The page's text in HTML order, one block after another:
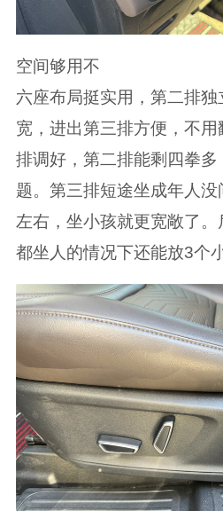
空间够用不
六座布局挺实用，第二排
宽，进出第三排方便，不
排调好，第二排能剩四拳多
题。第三排短途坐成年人
左右，坐小孩就更宽敞了
都坐人的情况下还能放3个